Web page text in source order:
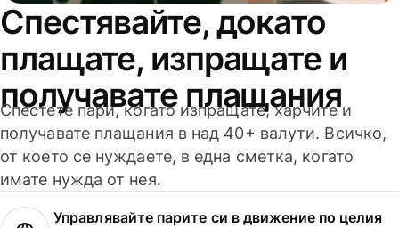
Спестявайте, докато
плащате, изпращате и
получавате плащания
Спестете пари, когато изпращате, харчите и
получавате плащания в над 40+ валути. Всичко,
от което се нуждаете, в една сметка, когато
имате нужда от нея.
Управлявайте парите си в движение по целия